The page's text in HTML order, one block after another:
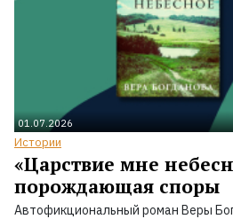
01.07.2026
Истории
«Царствие мне
порождающая споры
Автофикциональный роман Веры